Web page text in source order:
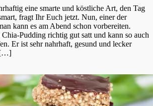
eine smarte und köstliche Art, den Tag
fragt Ihr Euch jetzt. Nun, einer der
kann es am Abend schon vorbereiten.
Pudding richtig gut satt und kann so auch
Er ist sehr nahrhaft, gesund und lecker
[…]